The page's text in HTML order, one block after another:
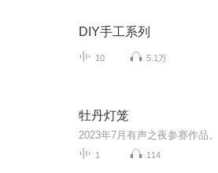
DIY手工系列
10 5.1万
牡丹灯笼
1 114